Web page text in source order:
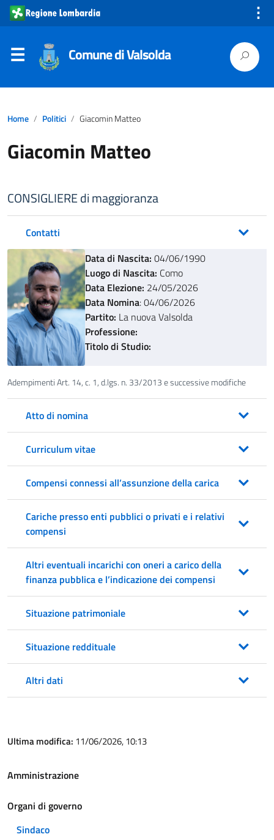
⋮
Comune di Valsolda
Home Politici Giacomin Matteo
Giacomin Matteo
CONSIGLIERE di maggioranza
Contatti
Data di Nascita: 04/06/1990
Luogo di Nascita: Como
Data Elezione: 24/05/2026
Data Nomina: 04/06/2026
Partito: La nuova Valsolda
Professione:
Titolo di Studio:
Adempimenti Art. 14, c. 1, d.lgs. n. 33/2013 e successive modifiche
Atto di nomina
Curriculum vitae
Compensi connessi all’assunzione della carica
Cariche presso enti pubblici o privati e i relativi
compensi
Altri eventuali incarichi con oneri a carico della
finanza pubblica e l’indicazione dei compensi
Situazione patrimoniale
Situazione reddituale
Altri dati
Ultima modifica: 11/06/2026, 10:13
Amministrazione
Organi di governo
Sindaco